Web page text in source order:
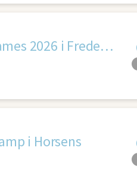
Coastalroning ved World Company Sport Games 2026 i Frederikshavn
i Horsens